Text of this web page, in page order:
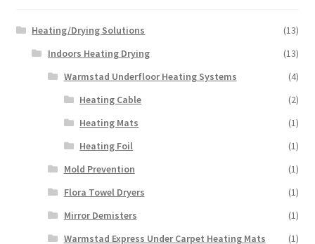
Heating/Drying Solutions
(13)
Indoors Heating Drying
(13)
Warmstad Underfloor Heating Systems
(4)
Heating Cable
(2)
Heating Mats
(1)
Heating Foil
(1)
Mold Prevention
(1)
Flora Towel Dryers
(1)
Mirror Demisters
(1)
Warmstad Express Under Carpet Heating Mats
(1)